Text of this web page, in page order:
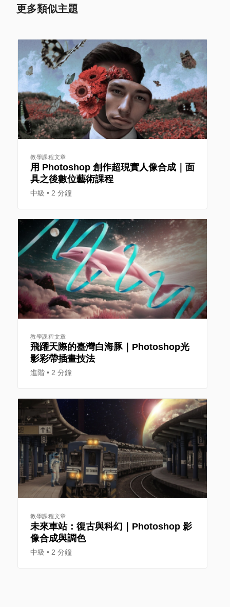
更多類似主題
教學課程文章
用 Photoshop 創作超現實人像合成｜面
具之後數位藝術課程
中級 2 分鐘
教學課程文章
飛躍天際的臺灣白海豚｜Photoshop光
影彩帶插畫技法
進階 2 分鐘
教學課程文章
未來車站：復古與科幻｜Photoshop 影
像合成與調色
中級 2 分鐘